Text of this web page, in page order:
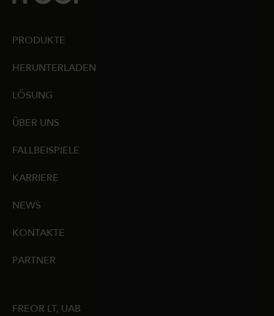
FREOR LT, UAB
PRODUKTE
HERUNTERLADEN
LÖSUNG
ÜBER UNS
FALLBEISPIELE
KARRIERE
NEWS
KONTAKTE
PARTNER